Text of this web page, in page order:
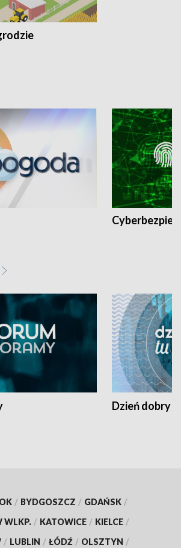
Dzień dobry
/ BYDGOSZCZ / GDAŃSK /
WLKP. / KATOWICE / KIELCE /
/ LUBLIN / ŁÓDŹ / OLSZTYN /